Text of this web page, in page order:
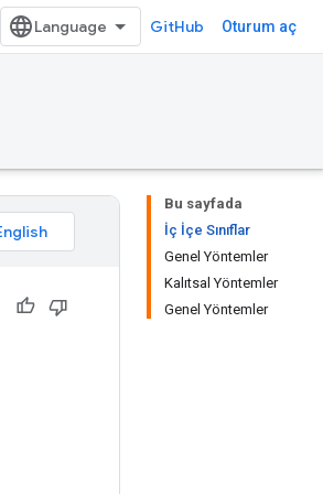
GitHub Oturum aç
Bu sayfada
İç İçe Sınıflar
Genel Yöntemler
Kalıtsal Yöntemler
Genel Yöntemler